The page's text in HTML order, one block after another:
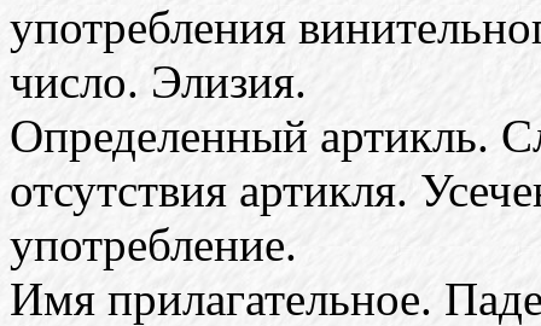
употребления
число. Элизия.
Определенный артикль.
отсутствия артикля.
употребление.
Имя прилагательное.